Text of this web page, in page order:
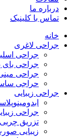
درباره ما
تماس با کلینیک
خانه
جراحی لاغری
جراحی
جراحی
جراحی
حراجی
جراحی زیبایی
جراحی
تزریق
زیبایی